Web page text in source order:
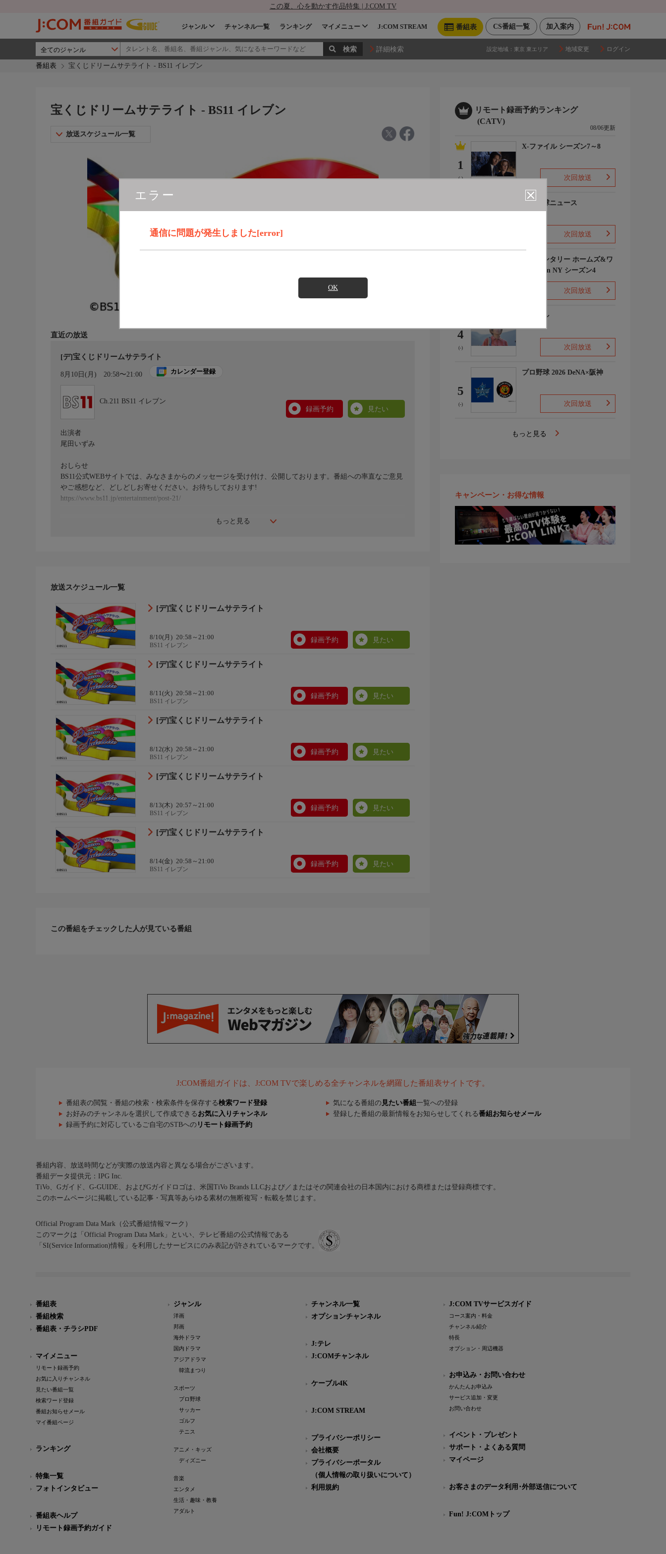
この夏、心を動かす作品特集 | J:COM TV
加入案内
CS番組一覧
番組表
ジャンル チャンネル一覧 ランキング マイメニュー J:COM STREAM
詳細検索 設定地域： 東京 東エリア 地域変更 ログイン
番組表 宝くじドリームサテライト - BS11 イレブン
エラー
通信に問題が発生しました[error]
OK
宝くじドリームサテライト - BS11 イレブン
放送スケジュール一覧
直近の放送
[デ]宝くじドリームサテライト
8月10日(月) 20:58〜21:00 カレンダー登録
Ch.211 BS11 イレブン
録画予約
見たい
もっと見る
出演者
尾田いずみ
おしらせ
BS11公式WEBサイトでは、みなさまからのメッセージを受け付け、公開しております。番組への率直なご意見
やご感想など、どしどしお寄せください。お待ちしております!
https://www.bs11.jp/entertainment/post-21/
放送スケジュール一覧
[デ]宝くじドリームサテライト
8/10(月) 20:58～21:00
BS11 イレブン
録画予約 見たい
[デ]宝くじドリームサテライト
8/11(火) 20:58～21:00
BS11 イレブン
録画予約 見たい
[デ]宝くじドリームサテライト
8/12(水) 20:58～21:00
BS11 イレブン
録画予約 見たい
[デ]宝くじドリームサテライト
8/13(木) 20:57～21:00
BS11 イレブン
録画予約 見たい
[デ]宝くじドリームサテライト
8/14(金) 20:58～21:00
BS11 イレブン
録画予約 見たい
この番組をチェックした人が見ている番組
リモート録画予約ランキング
(CATV)
08/06更新
1
(-)
X-ファイル シーズン7～8
次回放送
プロ野球ニュース
次回放送
エレメンタリー ホームズ&ワ
トソン in NY シーズン4
次回放送
4
(-)
下山メシ
次回放送
5
(-)
プロ野球 2026 DeNA×阪神
次回放送
もっと見る
キャンペーン・お得な情報
J:COM番組ガイドは、J:COM TVで楽しめる全チャンネルを網羅した番組表サイトです。
番組表の閲覧・番組の検索・検索条件を保存する検索ワード登録 気になる番組の 見たい番組 一覧への登録
お好みのチャンネルを選択して作成できる お気に入りチャンネル 登録した番組の最新情報をお知らせしてくれる番組お知らせメール
録画予約に対応しているご自宅のSTBへの リモート録画予約
番組内容、放送時間などが実際の放送内容と異なる場合がございます。
番組データ提供元：IPG Inc.
TiVo、Gガイド、G-GUIDE、およびGガイドロゴは、米国TiVo Brands LLCおよび／またはその関連会社の日本国内における商標または登録商標です。
このホームページに掲載している記事・写真等あらゆる素材の無断複写・転載を禁じます。
Official Program Data Mark（公式番組情報マーク）
このマークは「Official Program Data Mark」といい、テレビ番組の公式情報である
「SI(Service Information)情報」を利用したサービスにのみ表記が許されているマークです。
番組表
番組検索
番組表・チラシPDF
マイメニュー
リモート録画予約
お気に入りチャンネル
見たい番組一覧
検索ワード登録
番組お知らせメール
マイ番組ページ
ランキング
特集一覧
フォトインタビュー
番組表ヘルプ
リモート録画予約ガイド
ジャンル
洋画
邦画
海外ドラマ
国内ドラマ
アジアドラマ
韓流まつり
スポーツ
プロ野球
サッカー
ゴルフ
テニス
アニメ・キッズ
ディズニー
音楽
エンタメ
生活・趣味・教養
アダルト
チャンネル一覧
オプションチャンネル
J:テレ
J:COMチャンネル
ケーブル4K
J:COM STREAM
プライバシーポリシー
会社概要
プライバシーポータル
（個人情報の取り扱いについて）
利用規約
J:COM TVサービスガイド
コース案内・料金
チャンネル紹介
特長
オプション・周辺機器
お申込み・お問い合わせ
かんたんお申込み
サービス追加・変更
お問い合わせ
イベント・プレゼント
サポート・よくある質問
マイページ
お客さまのデータ利用･外部送信について
Fun! J:COMトップ